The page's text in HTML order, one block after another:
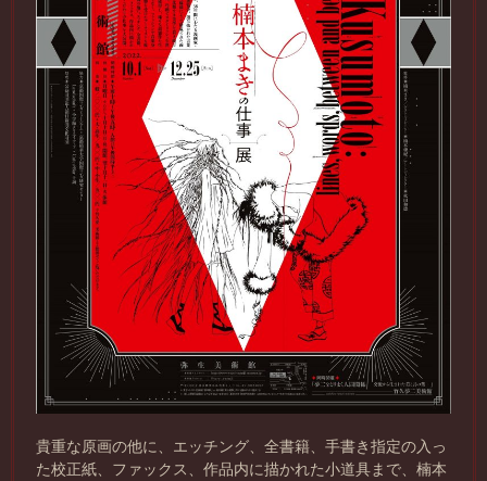
貴重な原画の他に、エッチング、全書籍、手書き指定の入っ
た校正紙、ファックス、作品内に描かれた小道具まで、楠本